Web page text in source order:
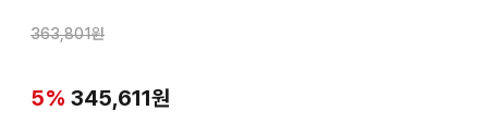
363,801원
5% 345,611원